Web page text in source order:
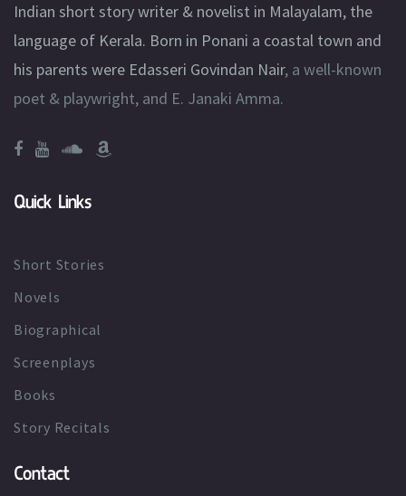
Indian short story writer & novelist in Malayalam, the
language of Kerala. Born in Ponani a coastal town and
his parents were Edasseri Govindan Nair, a well-known
poet & playwright, and E. Janaki Amma.
Quick Links
Short Stories
Novels
Biographical
Screenplays
Books
Story Recitals
Contact